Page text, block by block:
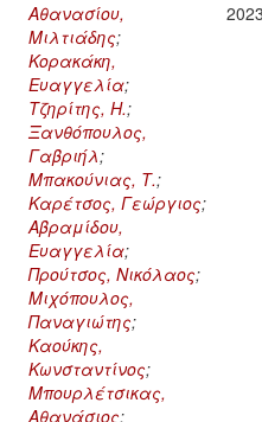
Αθανασίου,
Μιλτιάδης;
Κορακάκη,
Ευαγγελία;
Τζηρίτης, Η.;
Ξανθόπουλος,
Γαβριήλ;
Μπακούνιας, Τ.;
Καρέτσος, Γεώργιος;
Αβραμίδου,
Ευαγγελία;
Προύτσος, Νικόλαος;
Μιχόπουλος,
Παναγιώτης;
Καούκης,
Κωνσταντίνος;
Μπουρλέτσικας,
Αθανάσιος;